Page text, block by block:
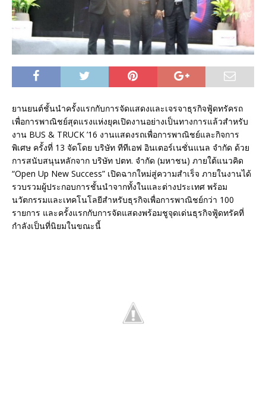
ยานยนต์ชั้นนำครั้งแรกกับการจัดแสดงและเจรจาธุรกิจฟู้ดทรัครถ
เพื่อการพาณิชย์สุดแรงแห่งยุคเปิดงานอย่างเป็นทางการแล้วสำหรับ
งาน BUS & TRUCK ’16 งานแสดงรถเพื่อการพาณิชย์และกิจการ
พิเศษ ครั้งที่ 13 จัดโดย บริษัท ทีทีเอฟ อินเตอร์เนชั่นแนล จำกัด ด้วย
การสนับสนุนหลักจาก บริษัท ปตท. จำกัด (มหาชน) ภายใต้แนวคิด
“Open Up New Success” เปิดฉากใหม่สู่ความสำเร็จ ภายในงานได้
รวบรวมผู้ประกอบการชั้นนำจากทั้งในและต่างประเทศ พร้อม
นวัตกรรมและเทคโนโลยีสำหรับธุรกิจเพื่อการพาณิชย์กว่า 100
รายการ และครั้งแรกกับการจัดแสดงพร้อมชูจุดเด่นธุรกิจฟู้ดทรัคที่
กำลังเป็นที่นิยมในขณะนี้